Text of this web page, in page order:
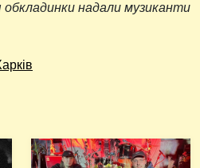
надали музиканти